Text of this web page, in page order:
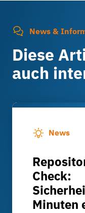
News &
Diese
auch
News
Check:
Minuten